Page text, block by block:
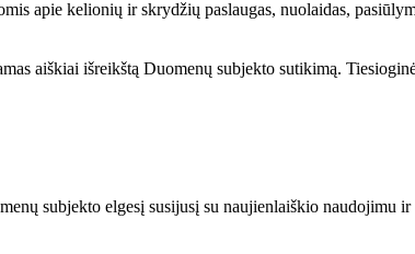
apie kelionių ir skrydžių paslaugas, nuolaidas,
aiškiai išreikštą Duomenų subjekto sutikimą.
subjekto elgesį susijusį su naujienlaiškio naudojimu